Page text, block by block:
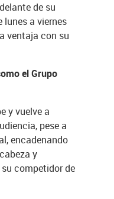
de su
lunes a viernes
ventaja con su
el Grupo
y vuelve a
pese a
encadenando
y
competidor de